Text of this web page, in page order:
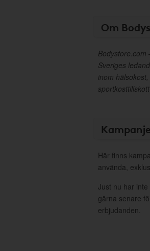
Om
Bodystore.com
Sveriges
inom
Här finns
använda,
Just nu har
gärna senare
erbjudanden.